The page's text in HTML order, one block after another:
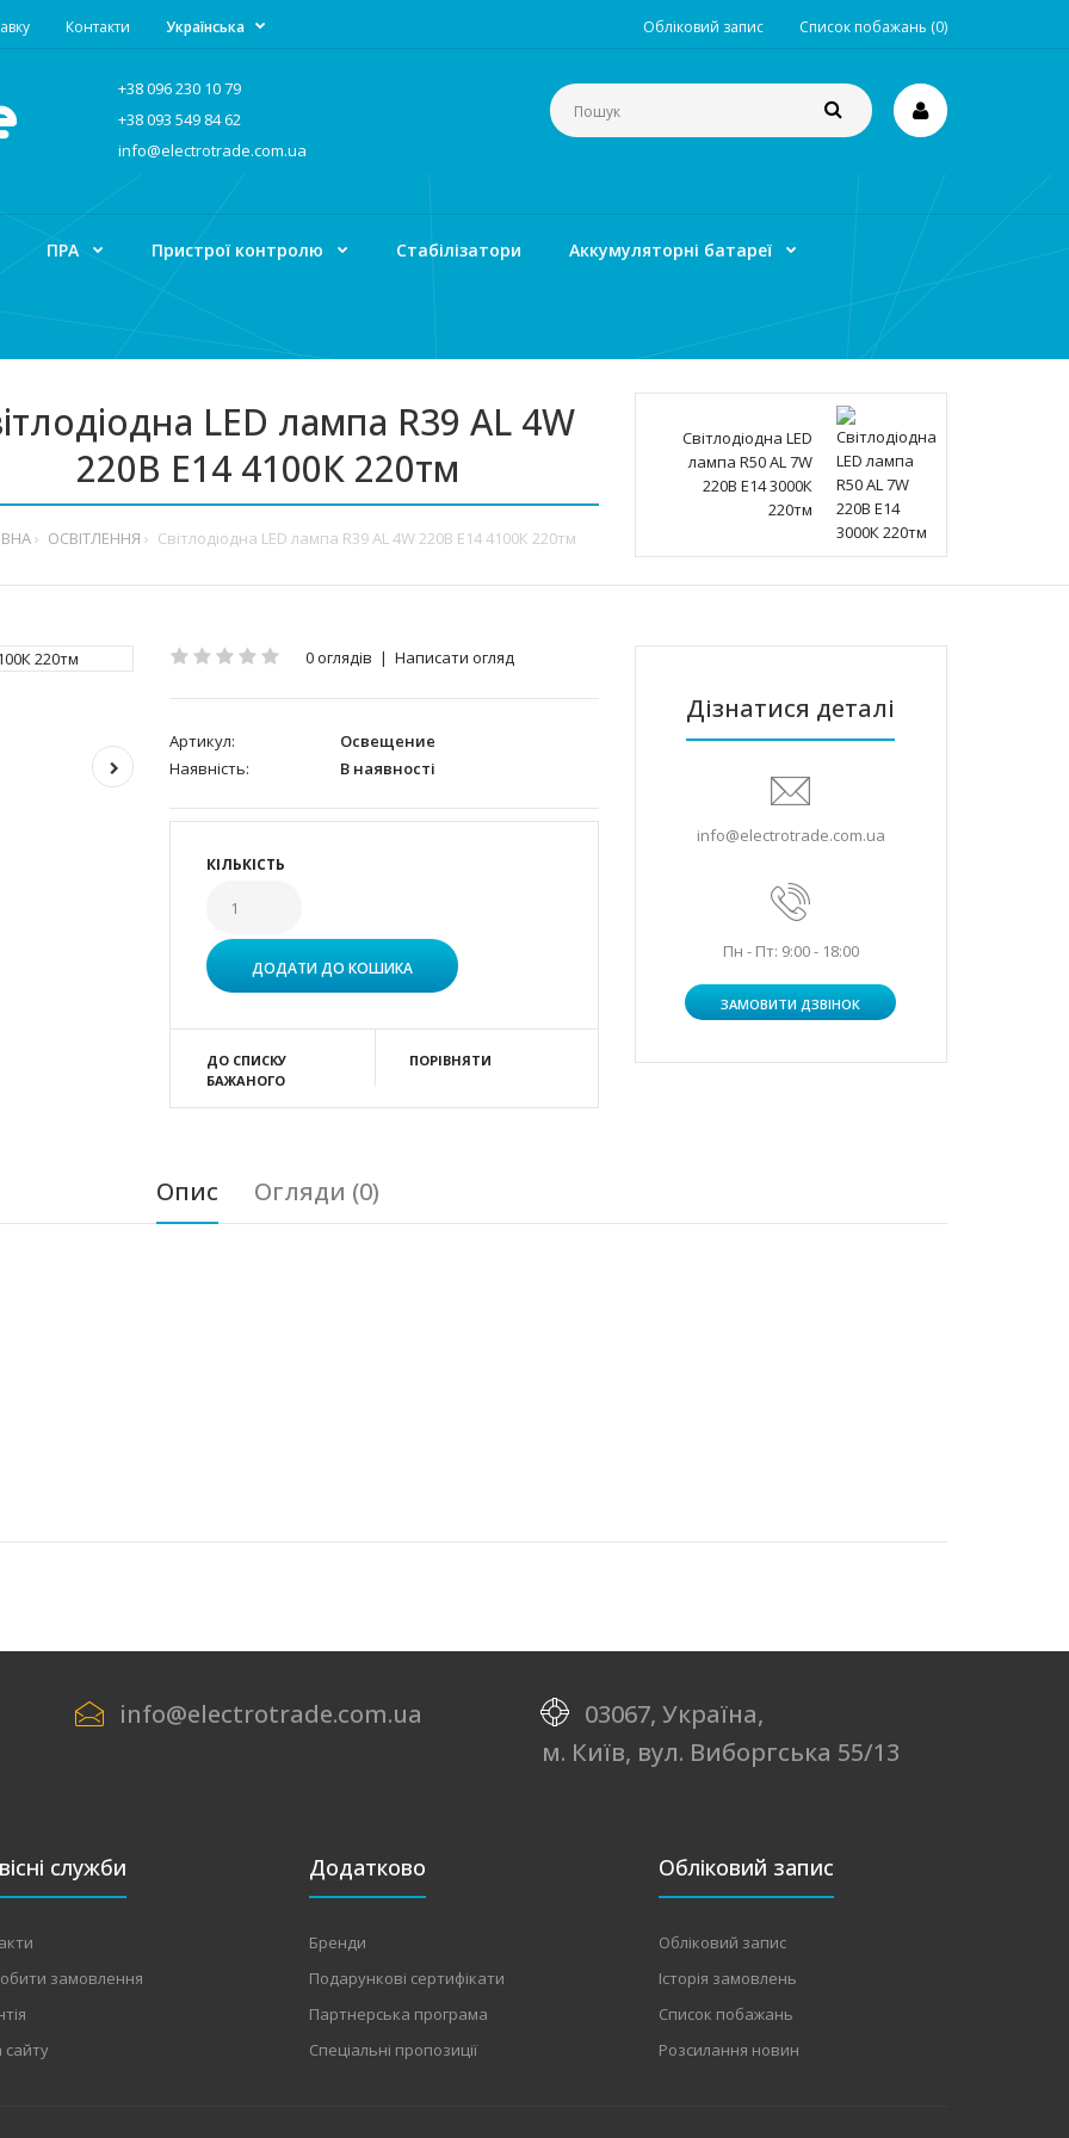
Контакти Обліковий запис Список побажань (0)
Українська
+38 096 230 10 79
+38 093 549 84 62
info@electrotrade.com.ua
ПРА Пристрої контролю Стабілізатори Аккумуляторні батареї
LED лампа R39 AL 4W
220В E14 4100К 220тм
ОСВІТЛЕННЯ Світлодіодна LED лампа R39 AL 4W 220В E14 4100К 220тм
Світлодіодна LED
лампа R50 AL 7W
220В E14 3000К
220тм
0 оглядів | Написати огляд
Артикул:
Освещение
Наявність:
В наявності
КІЛЬКІСТЬ
ДО СПИСКУ
БАЖАНОГО
ПОРІВНЯТИ
Дізнатися деталі
info@electrotrade.com.ua
Пн - Пт: 9:00 - 18:00
ЗАМОВИТИ ДЗВІНОК
Опис Огляди (0)
info@electrotrade.com.ua
03067, Україна,
м. Київ, вул. Виборгська 55/13
служби
замовлення
Додатково
Бренди
Подарункові сертифікати
Партнерська програма
Спеціальні пропозиції
Обліковий запис
Обліковий запис
Історія замовлень
Список побажань
Розсилання новин